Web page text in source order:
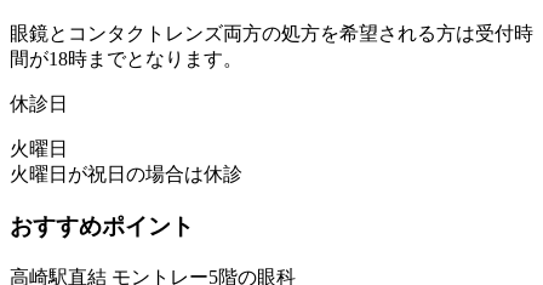
眼鏡とコンタクトレンズ両方の処方を希望される方は受付時
間が18時までとなります。
休診日
火曜日
火曜日が祝日の場合は休診
おすすめポイント
高崎駅直結 モントレー5階の眼科